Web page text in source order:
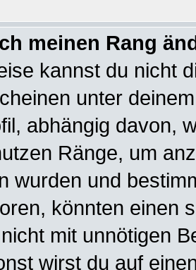
meinen Rang
kannst du nicht
unter
abhängig davon,
Ränge, um
wurden und
könnten einen
mit unnötigen
wirst du auf